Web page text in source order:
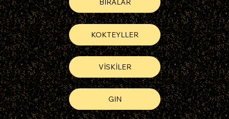
BİRALAR
KOKTEYLLER
VİSKİLER
GIN